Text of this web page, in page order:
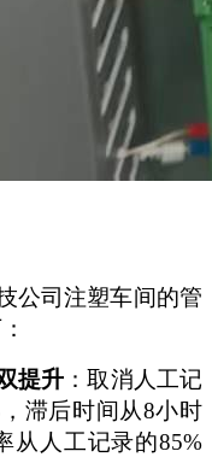
公司注塑车间的管
提升 ：取消人工记
滞后时间从8小时
从人工记录的85%